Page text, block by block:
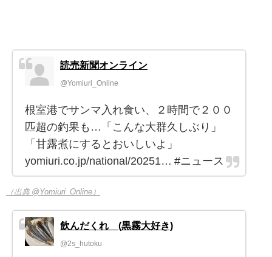
読売新聞オンライン
@Yomiuri_Online
根室港でサンマ入れ食い、２時間で２００
匹超の釣果も…「こんな大群久しぶり」
「甘露煮にするとおいしいよ」
yomiuri.co.jp/national/20251… #ニュース
（出典 @Yomiuri_Online）
飲んだくれ (黒霧大好き)
@2s_hutoku